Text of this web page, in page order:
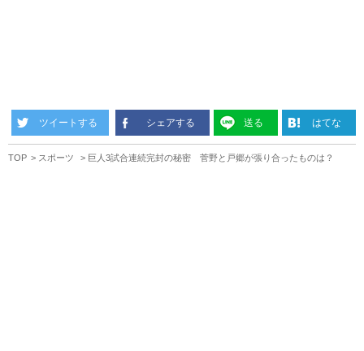
ツイートする シェアする 送る はてな
TOP スポーツ 巨人3試合連続完封の秘密 菅野と戸郷が張り合ったものは？